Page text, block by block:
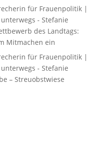
für Frauenpolitik |
- Stefanie
des Landtags:
Mitmachen ein
für Frauenpolitik |
- Stefanie
– Streuobstwiese